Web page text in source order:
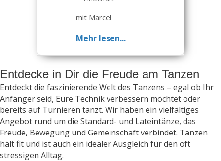
mit Marcel
Mehr lesen...
Entdecke in Dir die Freude am Tanzen
Entdeckt die faszinierende Welt des Tanzens – egal ob Ihr
Anfänger seid, Eure Technik verbessern möchtet oder
bereits auf Turnieren tanzt. Wir haben ein vielfältiges
Angebot rund um die Standard- und Lateintänze, das
Freude, Bewegung und Gemeinschaft verbindet. Tanzen
hält fit und ist auch ein idealer Ausgleich für den oft
stressigen Alltag.